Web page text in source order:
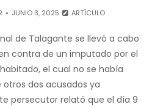
JUNIO 3, 2025 ARTÍCULO
de Talagante se llevó a cabo
contra de un imputado por el
el cual no se había
dos acusados ya
persecutor relató que el día 9